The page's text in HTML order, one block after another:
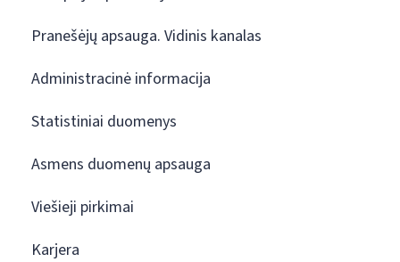
Pranešėjų apsauga. Vidinis kanalas
Administracinė informacija
Statistiniai duomenys
Asmens duomenų apsauga
Viešieji pirkimai
Karjera